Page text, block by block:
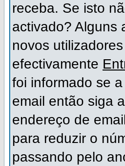
receba. Se isto
activado? Alguns
novos
efectivamente
foi informado se
email então siga
endereço de
para reduzir o
passando pelo